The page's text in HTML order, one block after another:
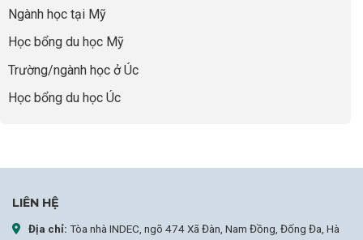
chọn
sự
Ngành học tại Mỹ
Học bổng du học Mỹ
Trường/ngành học ở Úc
Học bổng du học Úc
LIÊN HỆ
Địa chỉ: Tòa nhà INDEC, ngõ 474 Xã Đàn, Nam Đồng, Đống Đa, Hà